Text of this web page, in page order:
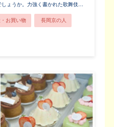
しょうか。力強く書かれた歌舞伎…
お買い物 長岡京の人